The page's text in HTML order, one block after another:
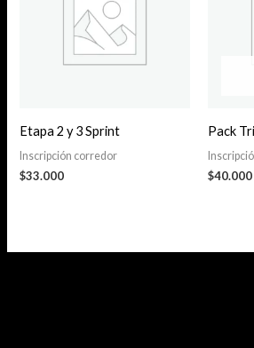
Etapa 2 y 3 Sprint
Inscripción corredor
$33.000
Pack
$40.000